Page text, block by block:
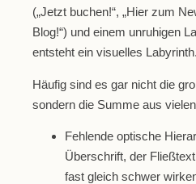
(„Jetzt buchen!“, „Hier zum
Blog!“) und einem unruhigen
entsteht ein visuelles Labyrinth.
Häufig sind es gar nicht die
sondern die Summe aus
Fehlende optische
Überschrift, der
fast gleich schwer